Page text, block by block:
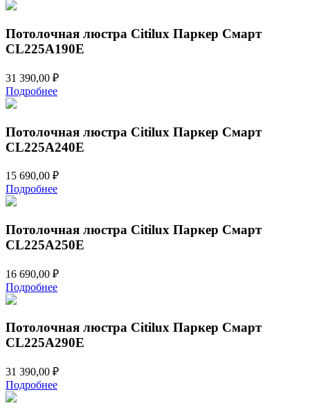
490,00 ₽.
Потолочная люстра Citilux Паркер Смарт
CL225A190E
31 390,00 ₽
Подробнее
Потолочная люстра Citilux Паркер Смарт
CL225A240E
15 690,00 ₽
Подробнее
Потолочная люстра Citilux Паркер Смарт
CL225A250E
16 690,00 ₽
Подробнее
Потолочная люстра Citilux Паркер Смарт
CL225A290E
31 390,00 ₽
Подробнее